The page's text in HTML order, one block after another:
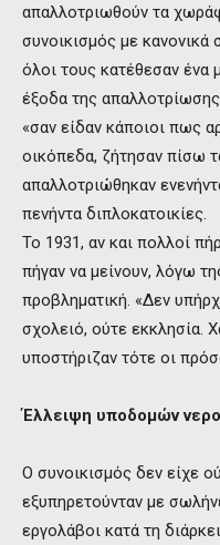
απαλλοτριωθούν τα
συνοικισμός με κανονικά
όλοι τους κατέθεσαν ένα
έξοδα της
«σαν είδαν κάποιοι πως
οικόπεδα, ζήτησαν πίσω
απαλλοτριώθηκαν
πενήντα διπλοκατοικίες.
Το 1931, αν και πολλοί
πήγαν να μείνουν, λόγω
προβληματική. «Δεν
σχολειό, ούτε εκκλησία.
υποστήριζαν τότε οι
Έλλειψη υποδομών
Ο συνοικισμός δεν είχε
εξυπηρετούνταν με
εργολάβοι κατά τη